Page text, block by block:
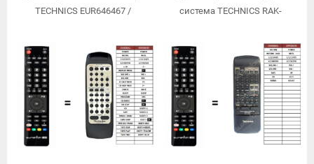
TECHNICS EUR646467 /
система TECHNICS RAK-